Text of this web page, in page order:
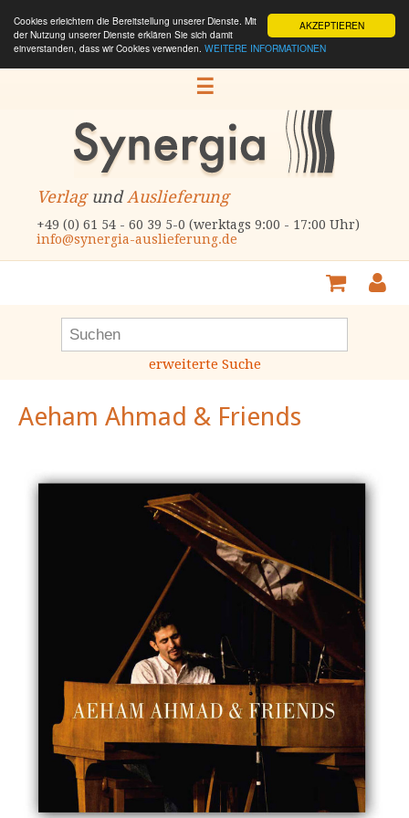
AKZEPTIEREN
Cookies erleichtern die Bereitstellung unserer Dienste. Mit
der Nutzung unserer Dienste erklären Sie sich damit
einverstanden, dass wir Cookies verwenden. WEITERE INFORMATIONEN
☰
VerlagundAuslieferung
+49 (0) 61 54 - 60 39 5-0 (werktags 9:00 - 17:00 Uhr)
info@synergia-auslieferung.de
erweiterte Suche
Aeham Ahmad & Friends